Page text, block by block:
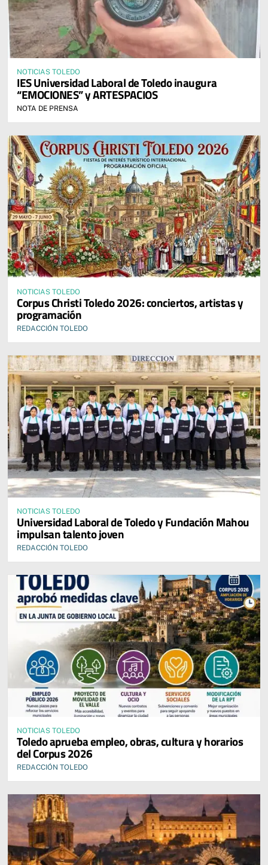
NOTICIAS TOLEDO
IES Universidad Laboral de Toledo inaugura
“EMOCIONES” y ARTESPACIOS
NOTA DE PRENSA
NOTICIAS TOLEDO
Corpus Christi Toledo 2026: conciertos, artistas y
programación
REDACCIÓN TOLEDO
NOTICIAS TOLEDO
Universidad Laboral de Toledo y Fundación Mahou
impulsan talento joven
REDACCIÓN TOLEDO
NOTICIAS TOLEDO
Toledo aprueba empleo, obras, cultura y horarios
del Corpus 2026
REDACCIÓN TOLEDO